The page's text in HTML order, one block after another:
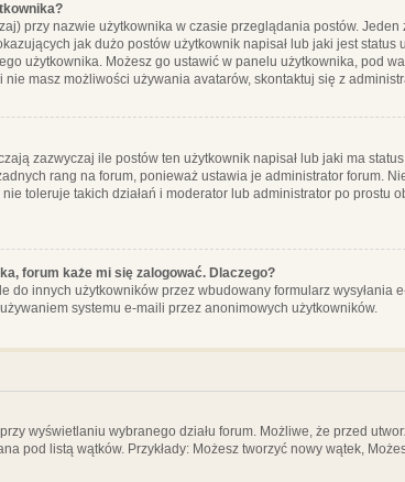
przy nazwie użytkownika w czasie przeglądania postów.
jak dużo postów użytkownik napisał lub jaki jest
użytkownika. Możesz go ustawić w panelu użytkownika, pod
masz możliwości używania avatarów, skontaktuj się z
zazwyczaj ile postów ten użytkownik napisał lub jaki ma
rang na forum, ponieważ ustawia je administrator forum.
toleruje takich działań i moderator lub administrator po prostu
forum każe mi się zalogować. Dlaczego?
do innych użytkowników przez wbudowany formularz wysyłania
systemu e-maili przez anonimowych użytkowników.
wyświetlaniu wybranego działu forum. Możliwe, że przed
pod listą wątków. Przykłady: Możesz tworzyć nowy wątek,